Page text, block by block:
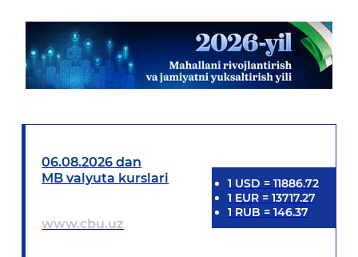
06.08.2026 dan
MB valyuta kurslari
www.cbu.uz
1 USD = 11886.72
1 EUR= 13717.27
1 RUB = 146.37